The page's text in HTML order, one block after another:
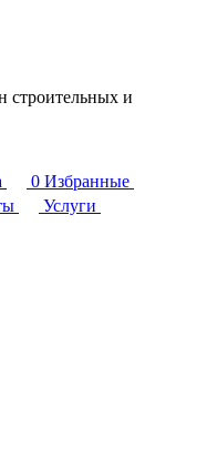
и
0 Избранные
Услуги